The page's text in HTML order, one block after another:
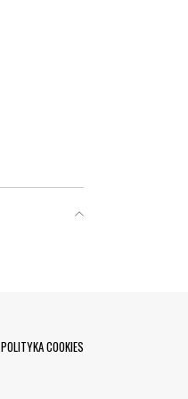
POLITYKA COOKIES